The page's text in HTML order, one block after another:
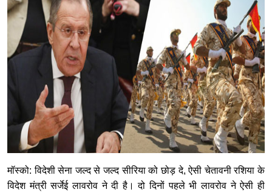
मॉस्को: विदेशी सेना जल्द से जल्द सीरिया को छोड़ दे, ऐसी चेतावनी रशिया के
विदेश मंत्री सर्जेई लावरोव ने दी है। दो दिनों पहले भी लावरोव ने ऐसी ही